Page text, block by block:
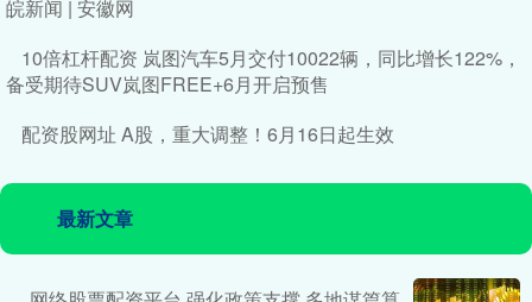
皖新闻 | 安徽网
10倍杠杆配资 岚图汽车5月交付10022辆，同比增长122%，
备受期待SUV岚图FREE+6月开启预售
配资股网址 A股，重大调整！6月16日起生效
最新文章